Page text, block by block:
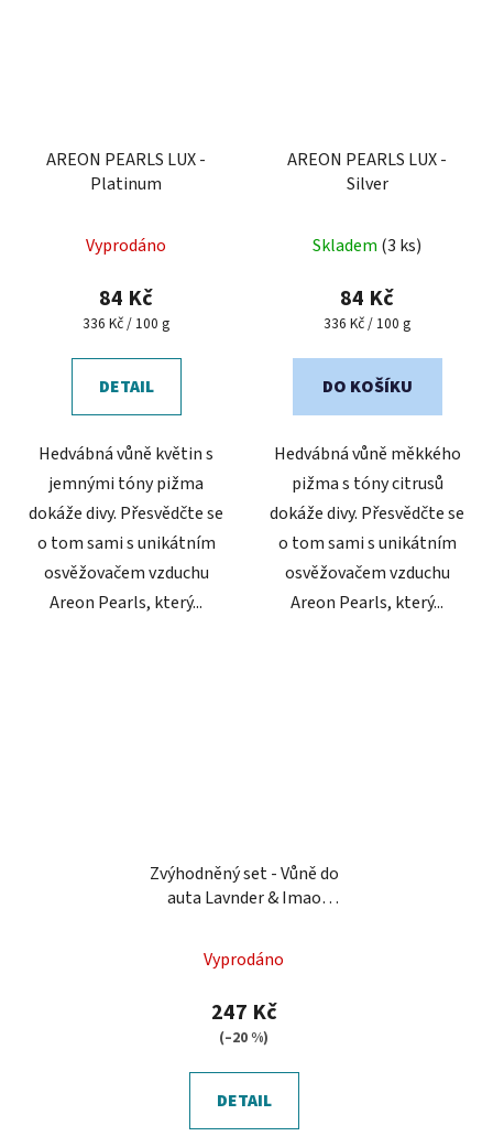
AREON PEARLS LUX -
Platinum
Vyprodáno
84 Kč
Měrná
336 Kč / 100 g
DETAIL
Hedvábná vůně květin s
jemnými tóny pižma
dokáže divy. Přesvědčte se
o tom sami s unikátním
osvěžovačem vzduchu
Areon Pearls, který...
AREON PEARLS LUX -
Silver
hodnocení
produktu
je
z
Skladem (3 ks)
84 Kč
Měrná
336 Kč / 100 g
DO KOŠÍKU
Hedvábná vůně měkkého
pižma s tóny citrusů
dokáže divy. Přesvědčte se
o tom sami s unikátním
osvěžovačem vzduchu
Areon Pearls, který...
Zvýhodněný set - Vůně do
auta Lavnder & Imao
hodnocení
produktu
je
z
Vyprodáno
247 Kč
(–20 %)
DETAIL